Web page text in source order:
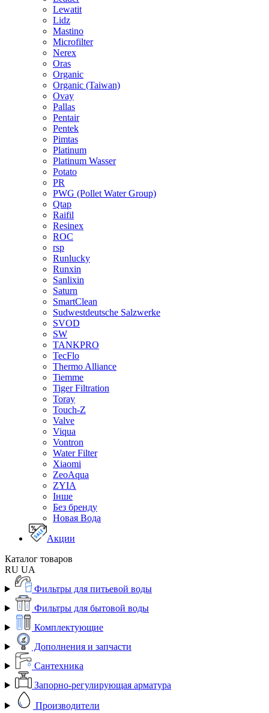
Lewatit
Lidz
Mastino
Microfilter
Nerex
Oras
Organic
Organic (Taiwan)
Ovay
Pallas
Pentair
Pentek
Pimtas
Platinum
Platinum Wasser
Potato
PR
PWG (Pollet Water Group)
Qtap
Raifil
Resinex
ROC
rsp
Runlucky
Runxin
Sanlixin
Saturn
SmartClean
Sudwestdeutsche Salzwerke
SVOD
SW
TANKPRO
TecFlo
Thermo Alliance
Tiemme
Tiger Filtration
Toray
Touch-Z
Valve
Viqua
Vontron
Water Filter
Xiaomi
ZeoAqua
ZYIA
Інше
Без бренду
Новая Вода
Акции
Каталог товаров
RU UA
Фильтры для питьевой воды
Фильтры для бытовой воды
Комплектующие
Дополнения и запчасти
Сантехника
Запорно-регулирующая арматура
Производители